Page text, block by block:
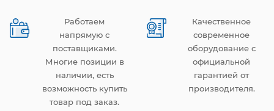
Работаем
напрямую с
поставщиками.
Многие позиции в
наличии, есть
возможность купить
товар под заказ.
Качественное
современное
оборудование с
официальной
гарантией от
производителя.